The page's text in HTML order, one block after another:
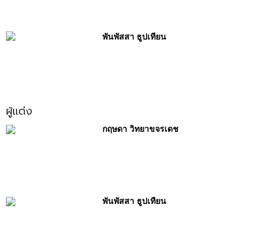
พันพัสสา ธูปเทียน
ผู้แต่ง
กฤษดา วิทยาขจรเดช
พันพัสสา ธูปเทียน